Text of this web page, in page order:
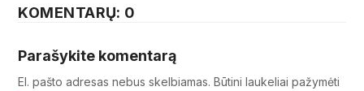
KOMENTARŲ: 0
Parašykite komentarą
El. pašto adresas nebus skelbiamas. Būtini laukeliai pažymėti